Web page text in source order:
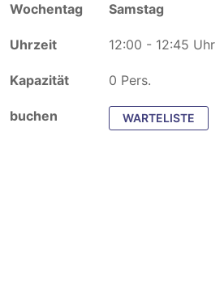
Samstag
12:00 - 12:45 Uhr
0 Pers.
WARTELISTE